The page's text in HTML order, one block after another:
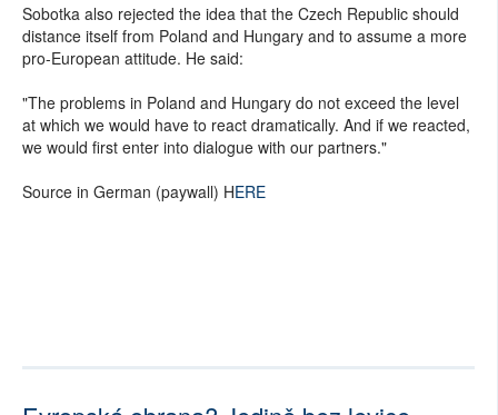
Sobotka also rejected the idea that the Czech Republic should
distance itself from Poland and Hungary and to assume a more
pro-European attitude. He said:
"The problems in Poland and Hungary do not exceed the level
at which we would have to react dramatically. And if we reacted,
we would first enter into dialogue with our partners."
Source in German (paywall) HERE